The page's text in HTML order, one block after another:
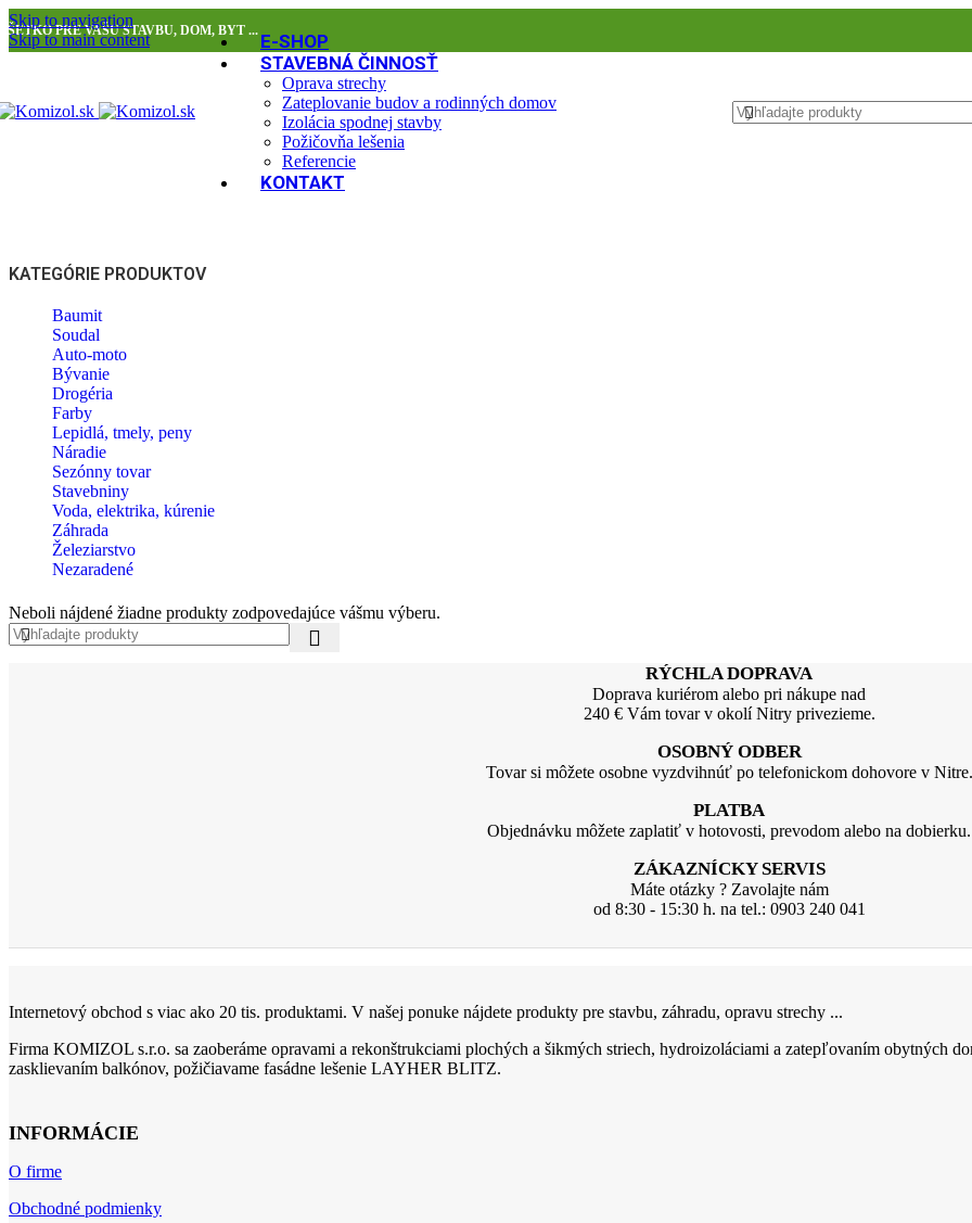
Skip to navigation
Skip to main content
PRE VAŠU STAVBU, DOM, BYT ... E-SHOP
STAVEBNÁ ČINNOSŤ
Oprava strechy
Zateplovanie budov a rodinných domov
Izolácia spodnej stavby
Požičovňa lešenia
Referencie
KONTAKT
KATEGÓRIE PRODUKTOV
Baumit
Soudal
Auto-moto
Bývanie
Drogéria
Farby
Lepidlá, tmely, peny
Náradie
Sezónny tovar
Stavebniny
Voda, elektrika, kúrenie
Záhrada
Železiarstvo
Nezaradené
Neboli nájdené žiadne produkty zodpovedajúce vášmu výberu.
RÝCHLA DOPRAVA
Doprava kuriérom alebo pri nákupe nad
240 € Vám tovar v okolí Nitry privezieme.
OSOBNÝ ODBER
Tovar si môžete osobne vyzdvihnúť po telefonickom dohovore v Nitre.
PLATBA
Objednávku môžete zaplatiť v hotovosti, prevodom alebo na dobierku.
ZÁKAZNÍCKY SERVIS
Máte otázky ? Zavolajte nám
od 8:30 - 15:30 h. na tel.: 0903 240 041
Internetový obchod s viac ako 20 tis. produktami. V našej ponuke nájdete produkty pre stavbu, záhradu, opravu strechy ...
Firma KOMIZOL s.r.o. sa zaoberáme opravami a rekonštrukciami plochých a šikmých striech, hydroizoláciami a zatepľovaním obytných
zasklievaním balkónov, požičiavame fasádne lešenie LAYHER BLITZ.
INFORMÁCIE
O firme
Obchodné podmienky